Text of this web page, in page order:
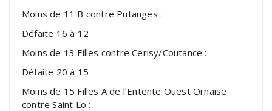
Moins de 11 B contre Putanges :
Défaite 16 à 12
Moins de 13 Filles contre Cerisy/Coutance :
Défaite 20 à 15
Moins de 15 Filles A de l’Entente Ouest Ornaise
contre Saint Lo :